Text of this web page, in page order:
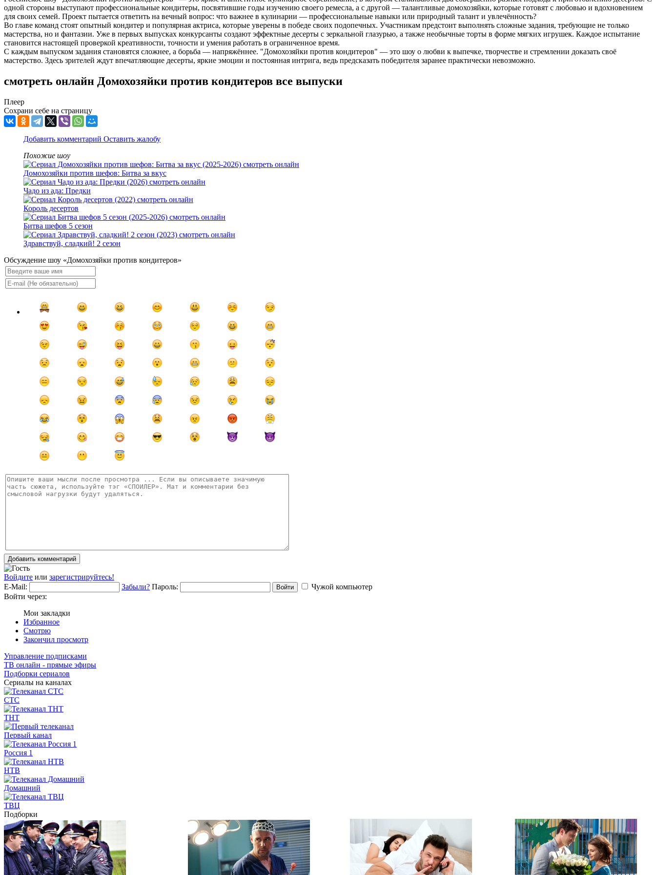
одной стороны выступают профессиональные кондитеры, посвятившие годы изучению своего ремесла, а с другой — талантливые домохозяйки, которые готовят с любовью и вдохновением
для своих семей. Проект пытается ответить на вечный вопрос: что важнее в кулинарии — профессиональные навыки или природный талант и увлечённость?
Во главе команд стоят опытный кондитер и популярная актриса, которые уверены в победе своих подопечных. Участникам предстоит выполнять сложные задания, требующие не только
мастерства, но и фантазии. Уже в первых выпусках конкурсанты создают эффектные десерты с зеркальной глазурью, а также необычные торты в форме мягких игрушек. Каждое испытание
становится настоящей проверкой креативности, точности и умения работать в ограниченное время.
С каждым выпуском задания становятся сложнее, а борьба — напряжённее. "Домохозяйки против кондитеров" — это шоу о любви к выпечке, творчестве и стремлении доказать своё
мастерство. Здесь зрителей ждут впечатляющие десерты, яркие эмоции и постоянная интрига, ведь предсказать победителя заранее практически невозможно.
смотреть онлайн Домохозяйки против кондитеров все выпуски
Плеер
Сохрани себе на страницу
Добавить комментарий Оставить жалобу
Похожие шоу
Домохозяйки против шефов: Битва за вкус
Чадо из ада: Предки
Король десертов
Битва шефов 5 сезон
Здравствуй, сладкий! 2 сезон
Обсуждение шоу «Домохозяйки против кондитеров»
Добавить комментарий
Войдите или зарегистрируйтесь!
E-Mail:
Забыли? Пароль: Войти
Чужой компьютер
Войти через:
Мои закладки
Избранное
Смотрю
Закончил просмотр
Управление подписками
ТВ онлайн - прямые эфиры
Подборки сериалов
Сериалы на каналах
СТС
ТНТ
Первый канал
Россия 1
НТВ
Домашний
ТВЦ
Подборки